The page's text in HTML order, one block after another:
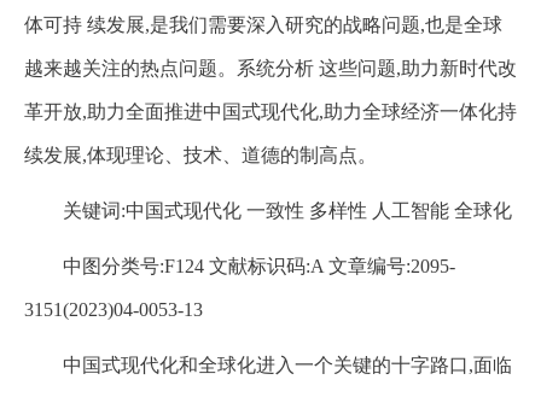
体可持 续发展,是我们需要深入研究的战略问题,也是全球
越来越关注的热点问题。系统分析 这些问题,助力新时代改
革开放,助力全面推进中国式现代化,助力全球经济一体化持
续发展,体现理论、技术、道德的制高点。
关键词:中国式现代化 一致性 多样性 人工智能 全球化
中图分类号:F124 文献标识码:A 文章编号:2095-
3151(2023)04-0053-13
中国式现代化和全球化进入一个关键的十字路口,面临